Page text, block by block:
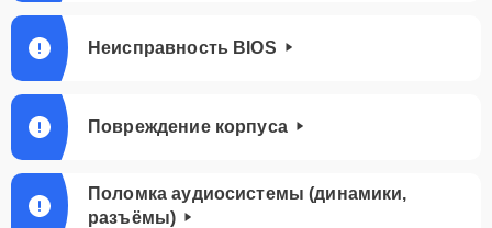
Неисправность BIOS
Повреждение корпуса
Поломка аудиосистемы (динамики,
разъёмы)